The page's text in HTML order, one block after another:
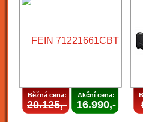
Běžná cena:
20.125,-
Akční cena:
16.990,-